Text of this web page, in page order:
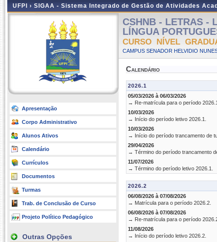
UFPI › SIGAA - Sistema Integrado de Gestão de Atividades
Apresentação
Corpo Administrativo
Alunos Ativos
Calendário
Currículos
Documentos
Turmas
Trab. de Conclusão de Curso
Projeto Político Pedagógico
Outras Opções
CSHNB - LETRAS -
LÍNGUA
CURSO NÍVEL
CAMPUS SENADOR HELVIDIO
Calendário
2026.1
05/03/2026 à 06/03/2026
→ Re-matrícula para o período
10/03/2026
→ Início do período letivo 2026.1.
10/03/2026
→ Início do período trancamento de
29/04/2026
→ Término do período trancamento
11/07/2026
→ Término do período letivo 2026.1.
2026.2
06/08/2026 à 07/08/2026
→ Matrícula para o período 2026.2.
06/08/2026 à 07/08/2026
→ Re-matrícula para o período
11/08/2026
→ Início do período letivo 2026.2.